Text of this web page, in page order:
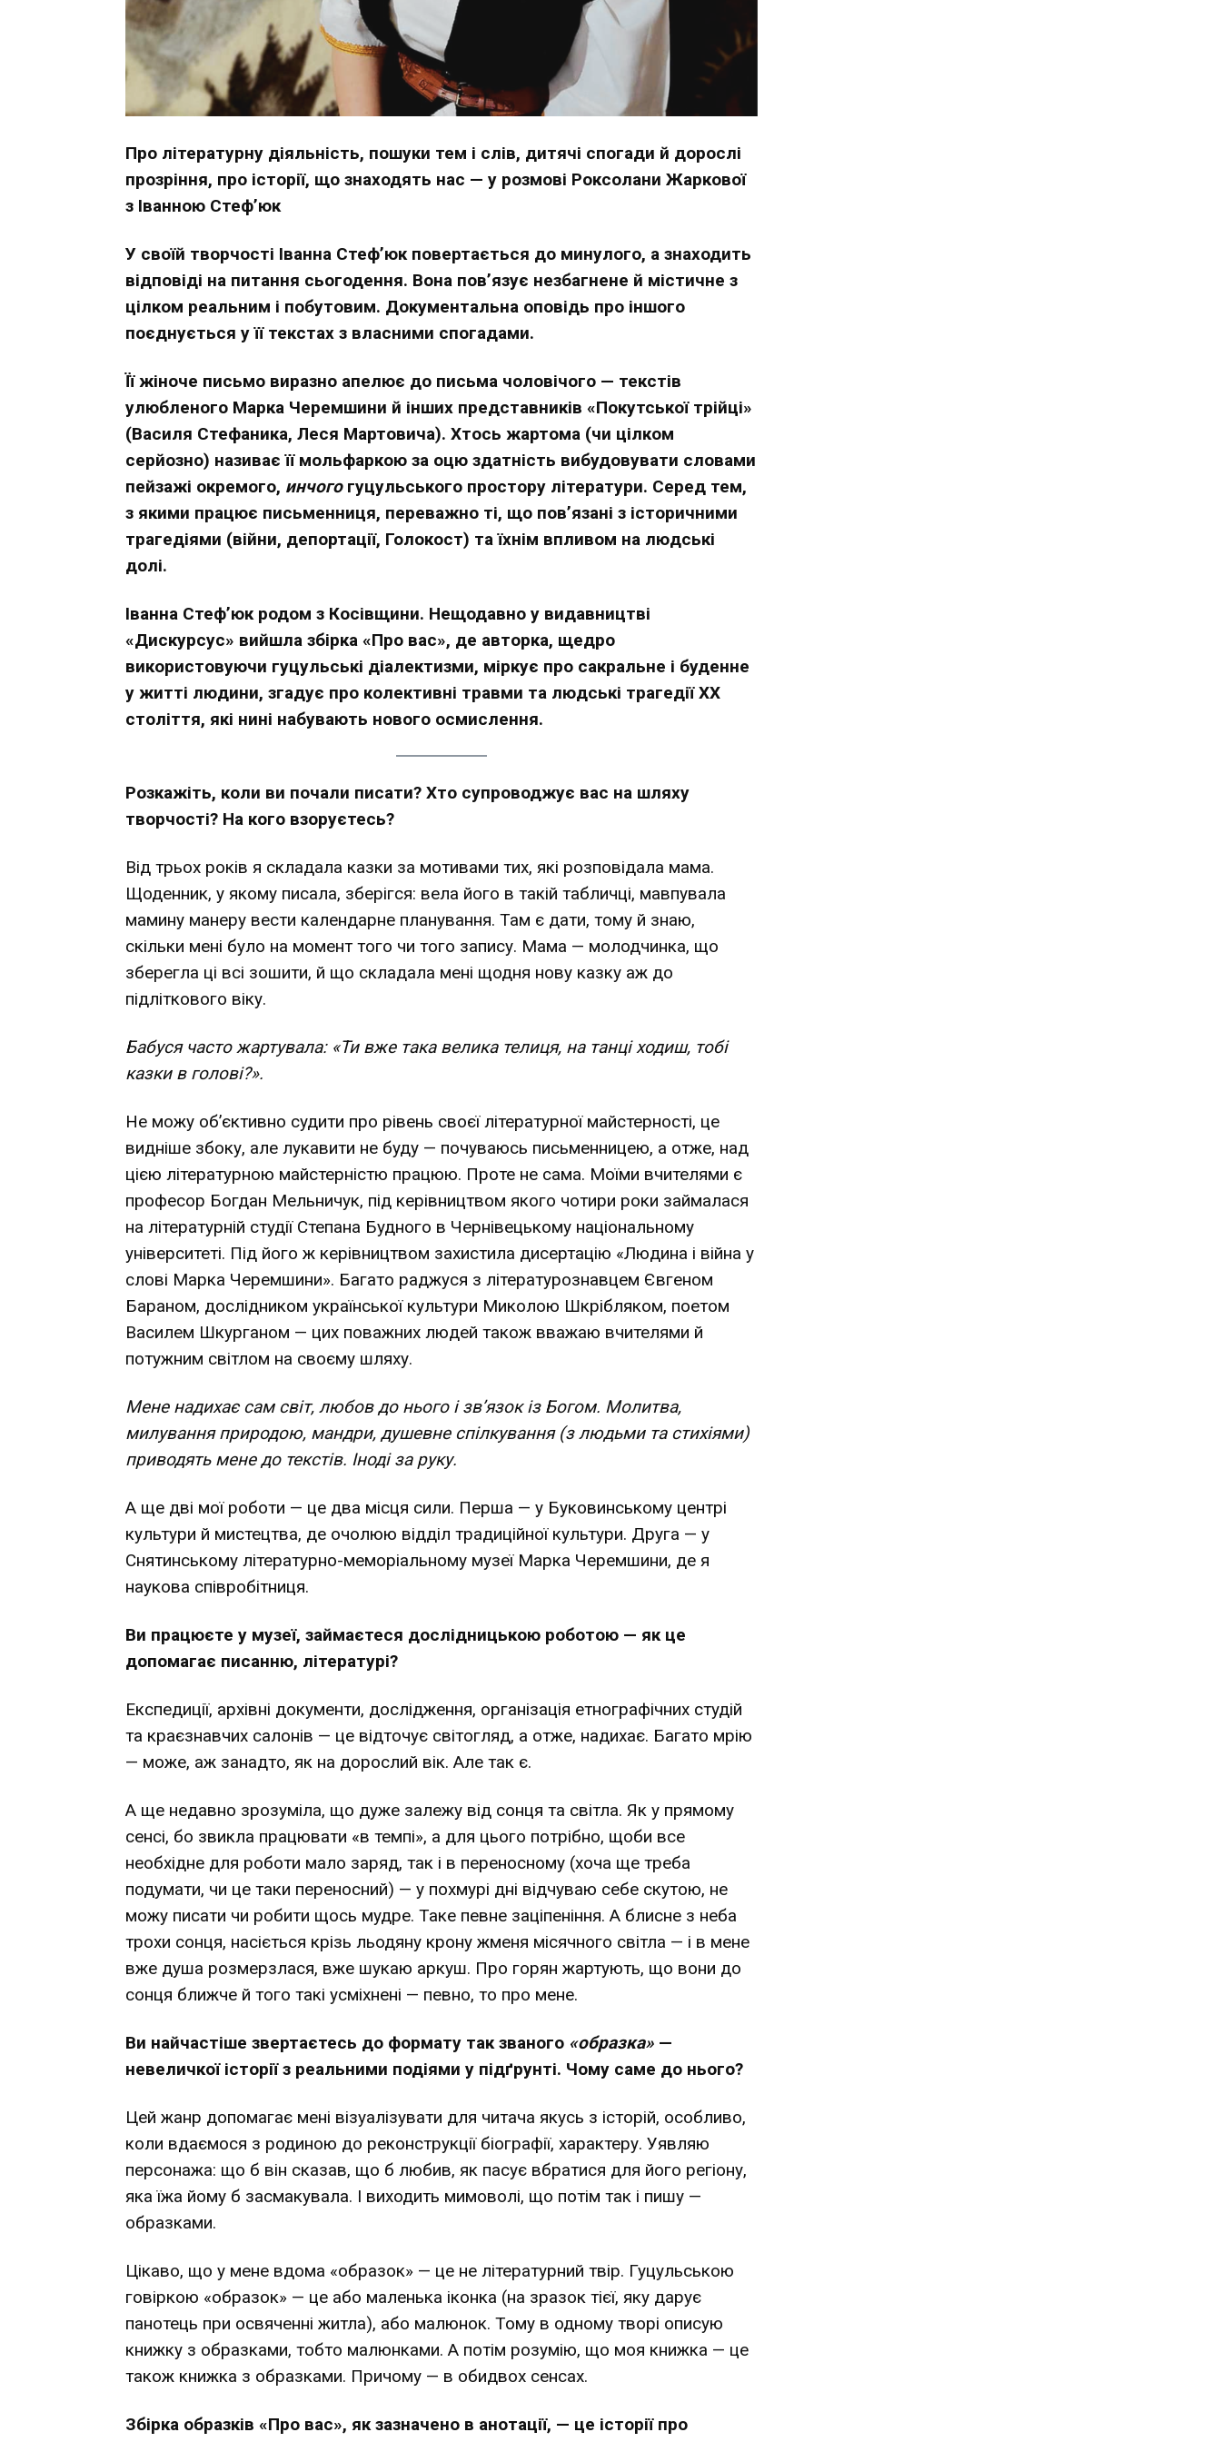
Про літературну діяльність, пошуки тем і слів, дитячі спогади й дорослі
прозріння, про історії, що знаходять нас — у розмові Роксолани Жаркової
з Іванною Стеф’юк
У своїй творчості Іванна Стефʼюк повертається до минулого, а знаходить
відповіді на питання сьогодення. Вона пов’язує незбагнене й містичне з
цілком реальним і побутовим. Документальна оповідь про іншого
поєднується у її текстах з власними спогадами.
Її жіноче письмо виразно апелює до письма чоловічого — текстів
улюбленого Марка Черемшини й інших представників «Покутської трійці»
(Василя Стефаника, Леся Мартовича). Хтось жартома (чи цілком
серйозно) називає її мольфаркою за оцю здатність вибудовувати словами
пейзажі окремого, инчогогуцульського простору літератури. Серед тем,
з якими працює письменниця, переважно ті, що пов’язані з історичними
трагедіями (війни, депортації, Голокост) та їхнім впливом на людські
долі.
Іванна Стеф’юк родом з Косівщини. Нещодавно у видавництві
«Дискурсус» вийшла збірка «Про вас», де авторка, щедро
використовуючи гуцульські діалектизми, міркує про сакральне і буденне
у житті людини, згадує про колективні травми та людські трагедії XX
століття, які нині набувають нового осмислення.
Розкажіть, коли ви почали писати? Хто супроводжує вас на шляху
творчості? На кого взоруєтесь?
Від трьох років я складала казки за мотивами тих, які розповідала мама.
Щоденник, у якому писала, зберігся: вела його в такій табличці, мавпувала
мамину манеру вести календарне планування. Там є дати, тому й знаю,
скільки мені було на момент того чи того запису. Мама — молодчинка, що
зберегла ці всі зошити, й що складала мені щодня нову казку аж до
підліткового віку.
Бабуся часто жартувала: «Ти вже така велика телиця, на танці ходиш, тобі
казки в голові?».
Не можу об’єктивно судити про рівень своєї літературної майстерності, це
видніше збоку, але лукавити не буду — почуваюсь письменницею, а отже, над
цією літературною майстерністю працюю. Проте не сама. Моїми вчителями є
професор Богдан Мельничук, під керівництвом якого чотири роки займалася
на літературній студії Степана Будного в Чернівецькому національному
університеті. Під його ж керівництвом захистила дисертацію «Людина і війна у
слові Марка Черемшини». Багато раджуся з літературознавцем Євгеном
Бараном, дослідником української культури Миколою Шкрібляком, поетом
Василем Шкурганом — цих поважних людей також вважаю вчителями й
потужним світлом на своєму шляху.
Мене надихає сам світ, любов до нього і зв’язок із Богом. Молитва,
милування природою, мандри, душевне спілкування (з людьми та стихіями)
приводять мене до текстів. Іноді за руку.
А ще дві мої роботи — це два місця сили. Перша — у Буковинському центрі
культури й мистецтва, де очолюю відділ традиційної культури. Друга — у
Снятинському літературно-меморіальному музеї Марка Черемшини, де я
наукова співробітниця.
Ви працюєте у музеї, займаєтеся дослідницькою роботою — як це
допомагає писанню, літературі?
Експедиції, архівні документи, дослідження, організація етнографічних студій
та краєзнавчих салонів — це відточує світогляд, а отже, надихає. Багато мрію
— може, аж занадто, як на дорослий вік. Але так є.
А ще недавно зрозуміла, що дуже залежу від сонця та світла. Як у прямому
сенсі, бо звикла працювати «в темпі», а для цього потрібно, щоби все
необхідне для роботи мало заряд, так і в переносному (хоча ще треба
подумати, чи це таки переносний) — у похмурі дні відчуваю себе скутою, не
можу писати чи робити щось мудре. Таке певне заціпеніння. А блисне з неба
трохи сонця, насіється крізь льодяну крону жменя місячного світла — і в мене
вже душа розмерзлася, вже шукаю аркуш. Про горян жартують, що вони до
сонця ближче й того такі усміхнені — певно, то про мене.
Ви найчастіше звертаєтесь до формату так званого «образка» —
невеличкої історії з реальними подіями у підґрунті. Чому саме до нього?
Цей жанр допомагає мені візуалізувати для читача якусь з історій, особливо,
коли вдаємося з родиною до реконструкції біографії, характеру. Уявляю
персонажа: що б він сказав, що б любив, як пасує вбратися для його регіону,
яка їжа йому б засмакувала. І виходить мимоволі, що потім так і пишу —
образками.
Цікаво, що у мене вдома «образок» — це не літературний твір. Гуцульською
говіркою «образок» — це або маленька іконка (на зразок тієї, яку дарує
панотець при освяченні житла), або малюнок. Тому в одному творі описую
книжку з образками, тобто малюнками. А потім розумію, що моя книжка — це
також книжка з образками. Причому — в обидвох сенсах.
Збірка образків «Про вас», як зазначено в анотації, — це історії про